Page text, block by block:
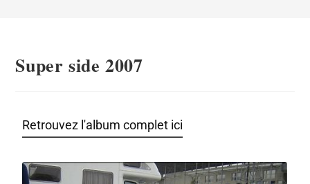
Super side 2007
Retrouvez l'album complet ici